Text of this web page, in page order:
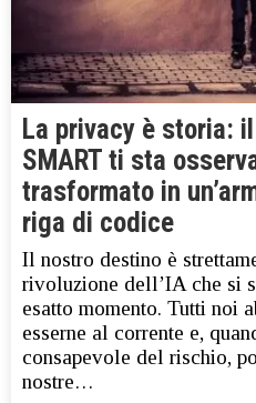
La privacy è storia:
SMART ti sta
trasformato in
riga di codice
Il nostro destino è
rivoluzione dell’IA che si
esatto momento. Tutti noi
esserne al corrente e,
consapevole del rischio,
nostre…